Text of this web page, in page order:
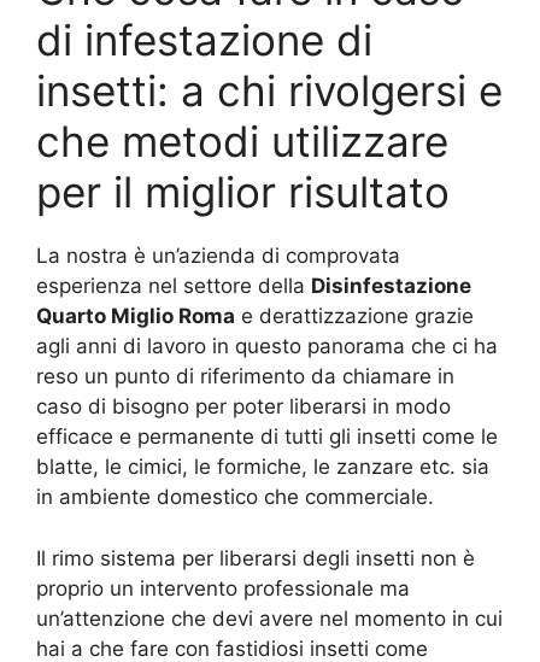
di infestazione di
insetti: a chi rivolgersi e
che metodi utilizzare
per il miglior risultato
La nostra è un’azienda di comprovata
esperienza nel settore della Disinfestazione
Quarto Miglio Roma e derattizzazione grazie
agli anni di lavoro in questo panorama che ci ha
reso un punto di riferimento da chiamare in
caso di bisogno per poter liberarsi in modo
efficace e permanente di tutti gli insetti come le
blatte, le cimici, le formiche, le zanzare etc. sia
in ambiente domestico che commerciale.
Il rimo sistema per liberarsi degli insetti non è
proprio un intervento professionale ma
un’attenzione che devi avere nel momento in cui
hai a che fare con fastidiosi insetti come